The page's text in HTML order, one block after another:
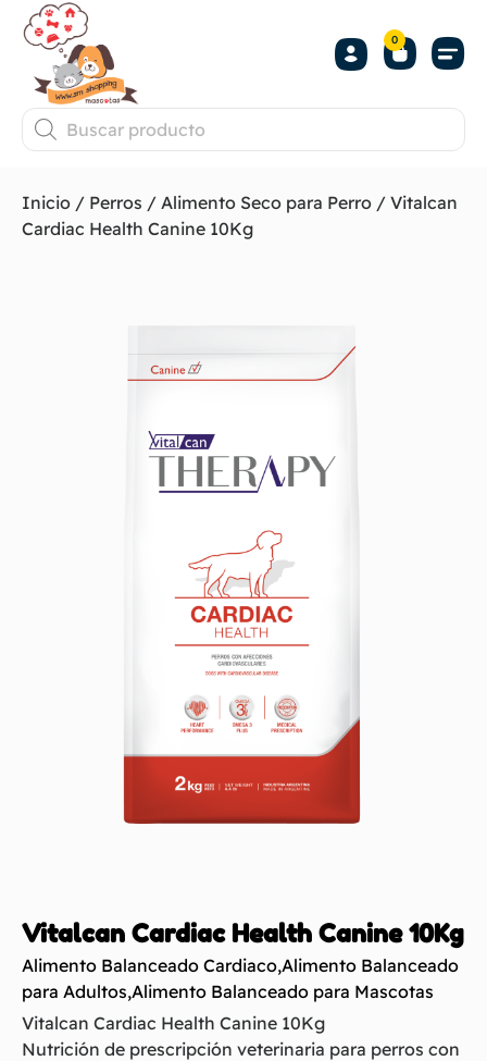
0
Inicio / Perros / Alimento Seco para Perro / Vitalcan
Cardiac Health Canine 10Kg
Vitalcan Cardiac Health Canine 10Kg
Alimento Balanceado Cardiaco,Alimento Balanceado
para Adultos,Alimento Balanceado para Mascotas
Vitalcan Cardiac Health Canine 10Kg
Nutrición de prescripción veterinaria para perros con